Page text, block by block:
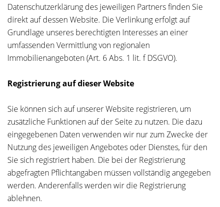
Datenschutzerklärung des jeweiligen Partners finden Sie
direkt auf dessen Website. Die Verlinkung erfolgt auf
Grundlage unseres berechtigten Interesses an einer
umfassenden Vermittlung von regionalen
Immobilienangeboten (Art. 6 Abs. 1 lit. f DSGVO).
Registrierung auf dieser Website
Sie können sich auf unserer Website registrieren, um
zusätzliche Funktionen auf der Seite zu nutzen. Die dazu
eingegebenen Daten verwenden wir nur zum Zwecke der
Nutzung des jeweiligen Angebotes oder Dienstes, für den
Sie sich registriert haben. Die bei der Registrierung
abgefragten Pflichtangaben müssen vollständig angegeben
werden. Anderenfalls werden wir die Registrierung
ablehnen.